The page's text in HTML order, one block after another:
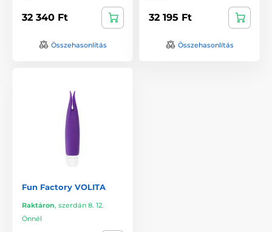
32 340 Ft
Összehasonlítás
32 195 Ft
Összehasonlítás
Fun Factory VOLITA
Raktáron, szerdán 8. 12.
Önnél